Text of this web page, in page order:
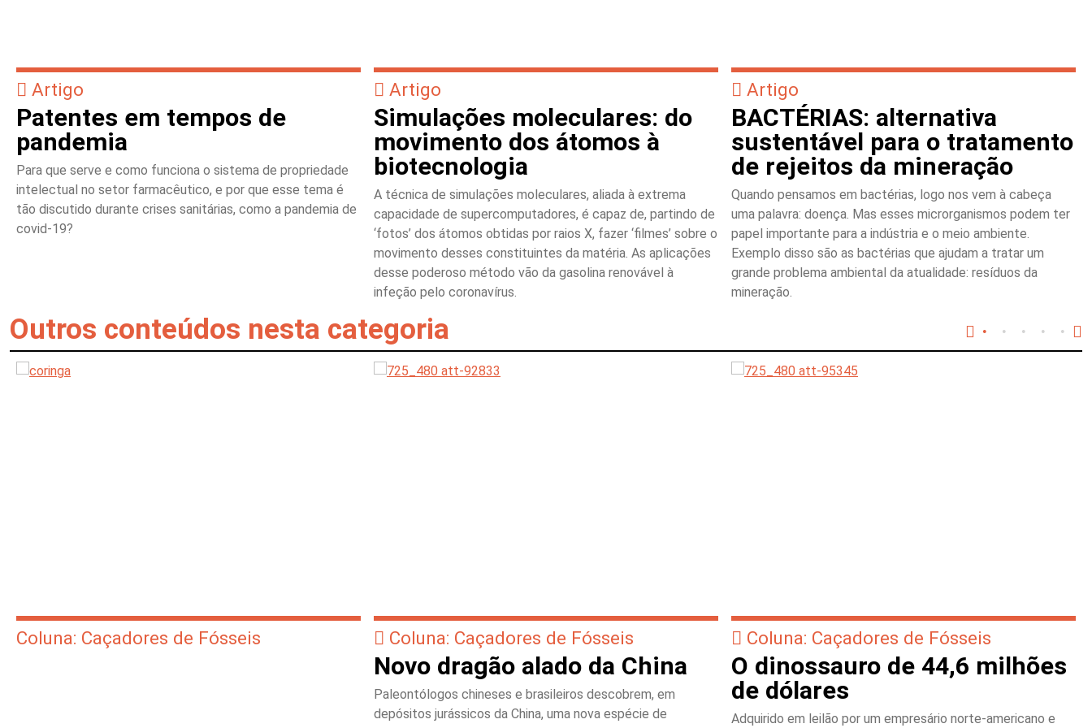
Artigo
Patentes em tempos de
pandemia
Para que serve e como funciona o sistema de propriedade
intelectual no setor farmacêutico, e por que esse tema é
tão discutido durante crises sanitárias, como a pandemia de
covid-19?
Artigo
Simulações moleculares: do
movimento dos átomos à
biotecnologia
A técnica de simulações moleculares, aliada à extrema
capacidade de supercomputadores, é capaz de, partindo de
‘fotos’ dos átomos obtidas por raios X, fazer ‘filmes’ sobre o
movimento desses constituintes da matéria. As aplicações
desse poderoso método vão da gasolina renovável à
infeção pelo coronavírus.
Artigo
BACTÉRIAS: alternativa
sustentável para o tratamento
de rejeitos da mineração
Quando pensamos em bactérias, logo nos vem à cabeça
uma palavra: doença. Mas esses microrganismos podem ter
papel importante para a indústria e o meio ambiente.
Exemplo disso são as bactérias que ajudam a tratar um
grande problema ambiental da atualidade: resíduos da
mineração.
Outros conteúdos nesta categoria
Coluna: Caçadores de Fósseis Coluna: Caçadores de Fósseis
Novo dragão alado da China
Paleontólogos chineses e brasileiros descobrem, em
depósitos jurássicos da China, uma nova espécie de
Coluna: Caçadores de Fósseis
O dinossauro de 44,6 milhões
de dólares
Adquirido em leilão por um empresário norte-americano e